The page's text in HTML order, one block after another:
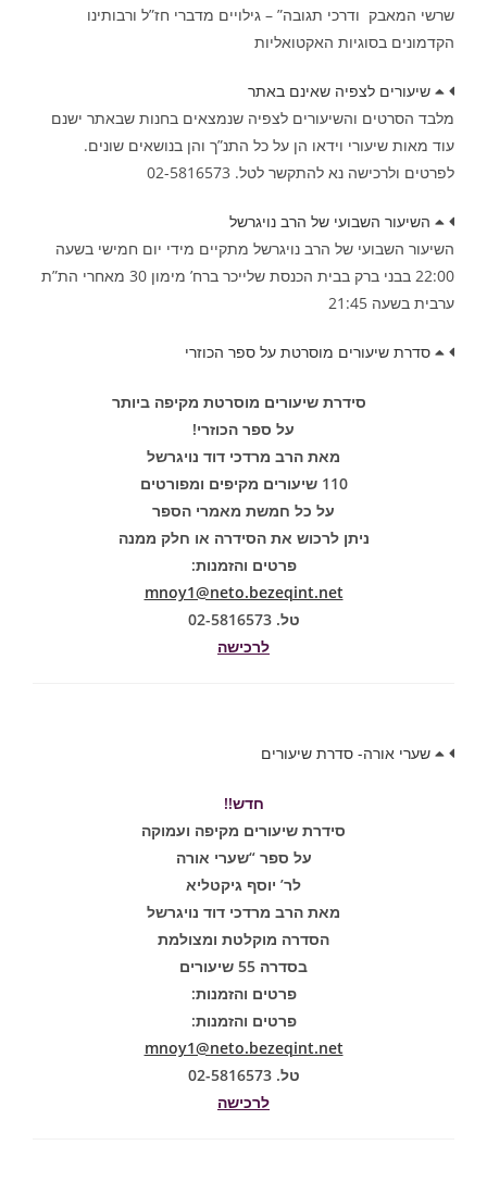
שרשי המאבק ודרכי תגובה” – גילויים מדברי חז”ל ורבותינו
הקדמונים בסוגיות האקטואליות
שיעורים לצפיה שאינם באתר
מלבד הסרטים והשיעורים לצפיה שנמצאים בחנות שבאתר ישנם
עוד מאות שיעורי וידאו הן על כל התנ”ך והן בנושאים שונים.
לפרטים ולרכישה נא להתקשר לטל. 02-5816573
השיעור השבועי של הרב נויגרשל
השיעור השבועי של הרב נויגרשל מתקיים מידי יום חמישי בשעה
22:00 בבני ברק בבית הכנסת שלייכר ברח’ מימון 30 מאחרי הת”ת
ערבית בשעה 21:45
סדרת שיעורים מוסרטת על ספר הכוזרי
סידרת שיעורים מוסרטת מקיפה ביותר
על ספר הכוזרי!
מאת הרב מרדכי דוד נויגרשל
110 שיעורים מקיפים ומפורטים
על כל חמשת מאמרי הספר
ניתן לרכוש את הסידרה או חלק ממנה
פרטים והזמנות:
mnoy1@neto.bezeqint.net
טל. 02-5816573
לרכישה
שערי אורה- סדרת שיעורים
חדש!!
סידרת שיעורים מקיפה ועמוקה
על ספר “שערי אורה
לר’ יוסף גיקטליא
מאת הרב מרדכי דוד נויגרשל
הסדרה מוקלטת ומצולמת
בסדרה 55 שיעורים
פרטים והזמנות:
פרטים והזמנות:
mnoy1@neto.bezeqint.net
טל. 02-5816573
לרכישה